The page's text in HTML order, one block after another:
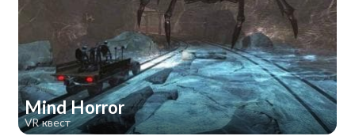
Mind Horror
VR квест